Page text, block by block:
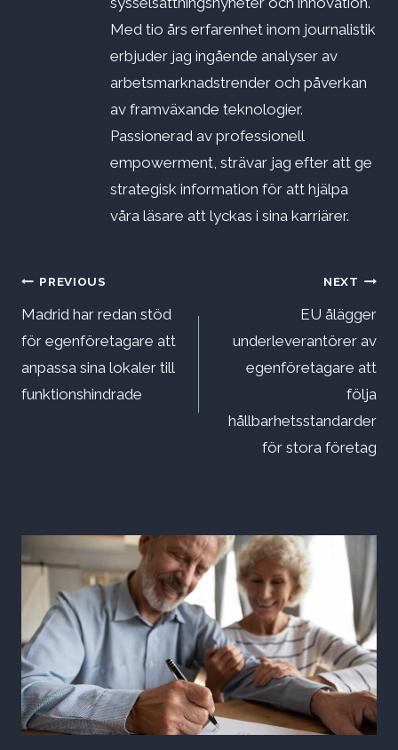
Med tio års erfarenhet inom journalistik
erbjuder jag ingående analyser av
arbetsmarknadstrender och påverkan
av framväxande teknologier.
Passionerad av professionell
empowerment, strävar jag efter att ge
strategisk information för att hjälpa
våra läsare att lyckas i sina karriärer.
Inläggsnavigering
PREVIOUS
Madrid har redan stöd
för egenföretagare att
anpassa sina lokaler till
funktionshindrade
NEXT
EU ålägger
underleverantörer av
egenföretagare att
följa
hållbarhetsstandarder
för stora företag